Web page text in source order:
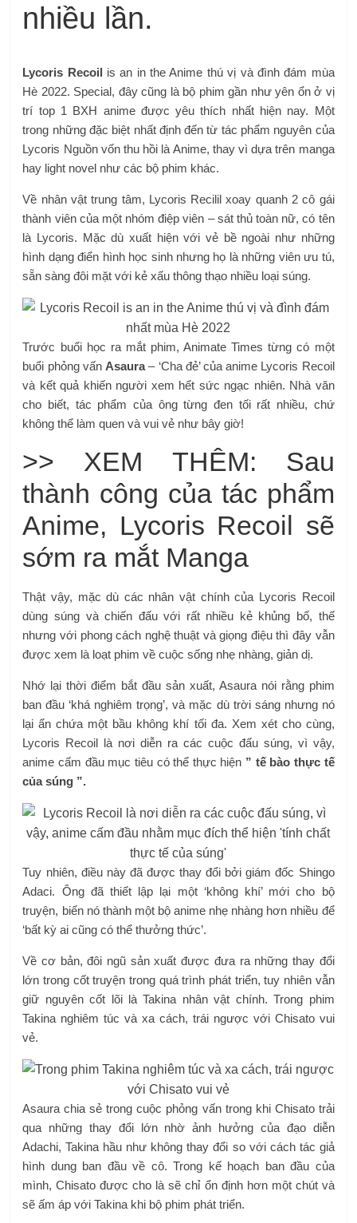
nhiều lần.
Lycoris Recoil is an in the Anime thú vị và đình đám mùa
Hè 2022. Special, đây cũng là bộ phim gần như yên ổn ở vị
trí top 1 BXH anime được yêu thích nhất hiện nay. Một
trong những đặc biệt nhất định đến từ tác phẩm nguyên của
Lycoris Nguồn vốn thu hồi là Anime, thay vì dựa trên manga
hay light novel như các bộ phim khác.
Về nhân vật trung tâm, Lycoris Recilil xoay quanh 2 cô gái
thành viên của một nhóm điệp viên – sát thủ toàn nữ, có tên
là Lycoris. Mặc dù xuất hiện với vẻ bề ngoài như những
hình dạng điển hình học sinh nhưng họ là những viên ưu tú,
sẵn sàng đôi mặt với kẻ xấu thông thạo nhiều loại súng.
Trước buổi học ra mắt phim, Animate Times từng có một
buổi phỏng vấn Asaura– ‘Cha đẻ’ của anime Lycoris Recoil
và kết quả khiến người xem hết sức ngạc nhiên. Nhà văn
cho biết, tác phẩm của ông từng đen tối rất nhiều, chứ
không thể làm quen và vui vẻ như bây giờ!
>> XEM THÊM: Sau
thành công của tác phẩm
Anime, Lycoris Recoil sẽ
sớm ra mắt Manga
Thật vậy, mặc dù các nhân vật chính của Lycoris Recoil
dùng súng và chiến đấu với rất nhiều kẻ khủng bố, thế
nhưng với phong cách nghệ thuật và giọng điệu thì đây vẫn
được xem là loạt phim về cuộc sống nhẹ nhàng, giản dị.
Nhớ lại thời điểm bắt đầu sản xuất, Asaura nói rằng phim
ban đầu ‘khá nghiêm trọng’, và mặc dù trời sáng nhưng nó
lại ẩn chứa một bầu không khí tối đa. Xem xét cho cùng,
Lycoris Recoil là nơi diễn ra các cuộc đấu súng, vì vậy,
anime cấm đầu mục tiêu có thể thực hiện ” tế bào thực tế
của súng ”.
Tuy nhiên, điều này đã được thay đổi bởi giám đốc Shingo
Adaci. Ông đã thiết lập lại một ‘không khí’ mới cho bộ
truyện, biến nó thành một bộ anime nhẹ nhàng hơn nhiều để
‘bất kỳ ai cũng có thể thưởng thức’.
Về cơ bản, đôi ngũ sản xuất được đưa ra những thay đổi
lớn trong cốt truyện trong quá trình phát triển, tuy nhiên vẫn
giữ nguyên cốt lõi là Takina nhân vật chính. Trong phim
Takina nghiêm túc và xa cách, trái ngược với Chisato vui
vẻ.
Asaura chia sẻ trong cuộc phỏng vấn trong khi Chisato trải
qua những thay đổi lớn nhờ ảnh hưởng của đạo diễn
Adachi, Takina hầu như không thay đổi so với cách tác giả
hình dung ban đầu về cô. Trong kế hoạch ban đầu của
mình, Chisato được cho là sẽ chỉ ổn định hơn một chút và
sẽ ấm áp với Takina khi bộ phim phát triển.